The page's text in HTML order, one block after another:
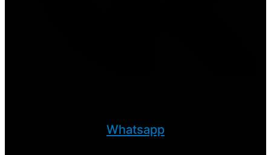
Whatsapp